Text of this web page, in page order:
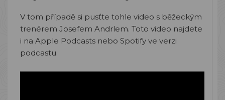
V tom případě si pusťte tohle video s běžeckým
trenérem Josefem Andrlem. Toto video najdete
i na Apple Podcasts nebo Spotify ve verzi
podcastu.